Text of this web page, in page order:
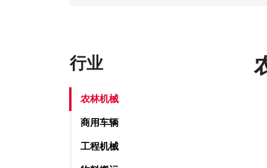
行业
农林机械
商用车辆
工程机械